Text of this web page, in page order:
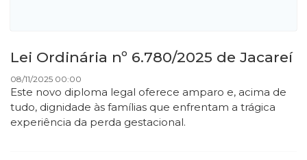
Lei Ordinária nº 6.780/2025 de Jacareí
08/11/2025 00:00
Este novo diploma legal oferece amparo e, acima de
tudo, dignidade às famílias que enfrentam a trágica
experiência da perda gestacional.